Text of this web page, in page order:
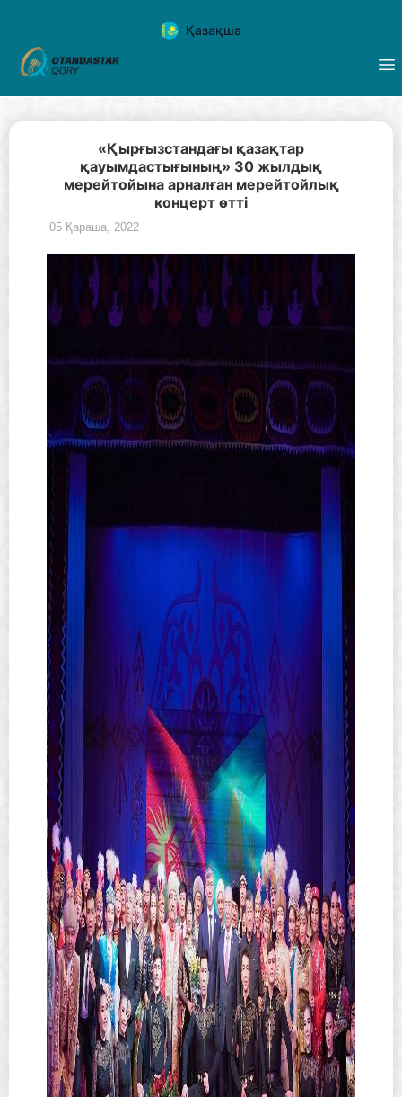
Қазақша
«Қырғызстандағы қазақтар
қауымдастығының» 30 жылдық
мерейтойына арналған мерейтойлық
концерт өтті
05 Қараша, 2022